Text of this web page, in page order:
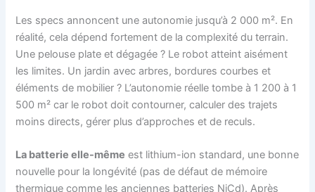
Les specs annoncent une autonomie jusqu’à 2 000 m². En
réalité, cela dépend fortement de la complexité du terrain.
Une pelouse plate et dégagée ? Le robot atteint aisément
les limites. Un jardin avec arbres, bordures courbes et
éléments de mobilier ? L’autonomie réelle tombe à 1 200 à 1
500 m² car le robot doit contourner, calculer des trajets
moins directs, gérer plus d’approches et de reculs.
La batterie elle-même est lithium-ion standard, une bonne
nouvelle pour la longévité (pas de défaut de mémoire
thermique comme les anciennes batteries NiCd). Après